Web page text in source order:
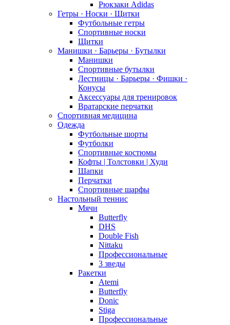
Рюкзаки Adidas
Гетры · Носки · Щитки
Футбольные гетры
Спортивные носки
Щитки
Манишки · Барьеры · Бутылки
Манишки
Спортивные бутылки
Лестницы · Барьеры · Фишки ·
Конусы
Аксессуары для тренировок
Вратарские перчатки
Спортивная медицина
Одежда
Футбольные шорты
Футболки
Спортивные костюмы
Кофты | Толстовки | Худи
Шапки
Перчатки
Спортивные шарфы
Настольный теннис
Мячи
Butterfly
DHS
Double Fish
Nittaku
Профессиональные
3 зведы
Ракетки
Atemi
Butterfly
Donic
Stiga
Профессиональные